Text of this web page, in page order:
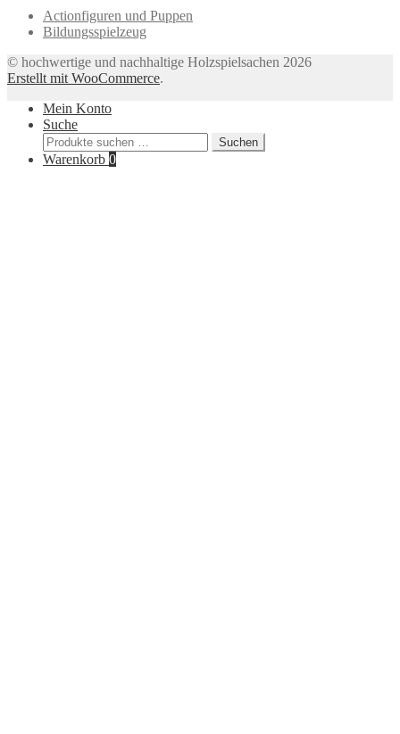
Actionfiguren und Puppen
Bildungsspielzeug
© hochwertige und nachhaltige Holzspielsachen 2026
Erstellt mit WooCommerce.
Mein Konto
Suche
Suchen
nach:
Suchen
Warenkorb 0